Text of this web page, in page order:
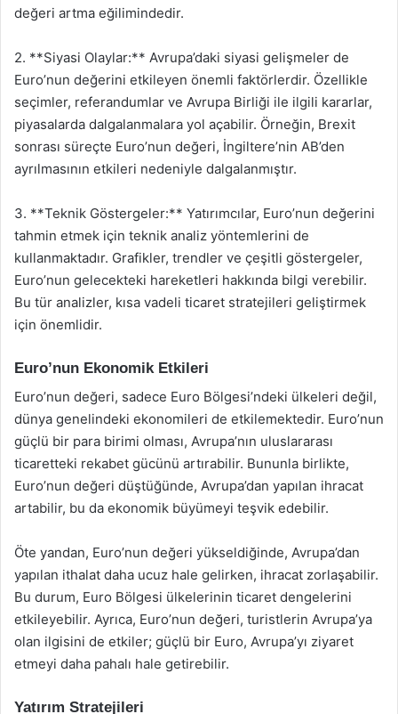
değeri artma eğilimindedir.
2. **Siyasi Olaylar:** Avrupa’daki siyasi gelişmeler de
Euro’nun değerini etkileyen önemli faktörlerdir. Özellikle
seçimler, referandumlar ve Avrupa Birliği ile ilgili kararlar,
piyasalarda dalgalanmalara yol açabilir. Örneğin, Brexit
sonrası süreçte Euro’nun değeri, İngiltere’nin AB’den
ayrılmasının etkileri nedeniyle dalgalanmıştır.
3. **Teknik Göstergeler:** Yatırımcılar, Euro’nun değerini
tahmin etmek için teknik analiz yöntemlerini de
kullanmaktadır. Grafikler, trendler ve çeşitli göstergeler,
Euro’nun gelecekteki hareketleri hakkında bilgi verebilir.
Bu tür analizler, kısa vadeli ticaret stratejileri geliştirmek
için önemlidir.
Euro’nun Ekonomik Etkileri
Euro’nun değeri, sadece Euro Bölgesi’ndeki ülkeleri değil,
dünya genelindeki ekonomileri de etkilemektedir. Euro’nun
güçlü bir para birimi olması, Avrupa’nın uluslararası
ticaretteki rekabet gücünü artırabilir. Bununla birlikte,
Euro’nun değeri düştüğünde, Avrupa’dan yapılan ihracat
artabilir, bu da ekonomik büyümeyi teşvik edebilir.
Öte yandan, Euro’nun değeri yükseldiğinde, Avrupa’dan
yapılan ithalat daha ucuz hale gelirken, ihracat zorlaşabilir.
Bu durum, Euro Bölgesi ülkelerinin ticaret dengelerini
etkileyebilir. Ayrıca, Euro’nun değeri, turistlerin Avrupa’ya
olan ilgisini de etkiler; güçlü bir Euro, Avrupa’yı ziyaret
etmeyi daha pahalı hale getirebilir.
Yatırım Stratejileri